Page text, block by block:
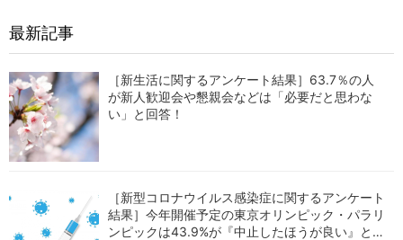
最新記事
［新生活に関するアンケート結果］63.7％の人
が新人歓迎会や懇親会などは「必要だと思わな
い」と回答！
［新型コロナウイルス感染症に関するアンケート
結果］今年開催予定の東京オリンピック・パラリ
ンピックは43.9%が『中止したほうが良い』と回